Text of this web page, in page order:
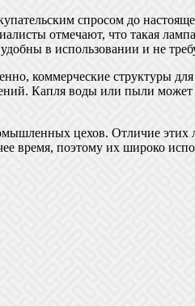
спросом до
отмечают, что такая
в использовании и не
коммерческие структуры
Капля воды или пыли
цехов. Отличие этих
время, поэтому их широко